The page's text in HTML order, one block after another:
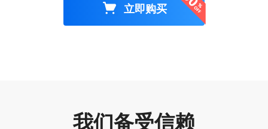
立即购买
我们备受信赖